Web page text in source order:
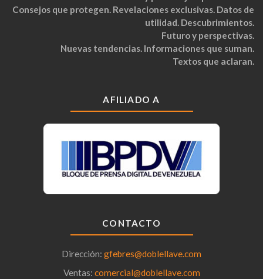
Consejos que protegen. Revelaciones exclusivas. Datos de
utilidad. Descubrimientos.
Futuro y perspectivas.
Nuevas tendencias. Informaciones que suman.
Textos que aclaran.
AFILIADO A
CONTACTO
Dirección: gfebres@doblellave.com
Ventas: comercial@doblellave.com